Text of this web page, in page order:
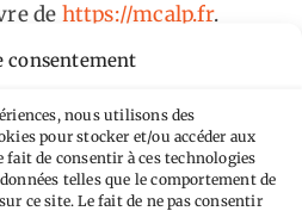
consentement
nous utilisons des
pour stocker et/ou accéder aux
de consentir à ces technologies
telles que le comportement de
ce site. Le fait de ne pas consentir
de https://mcalp.fr.